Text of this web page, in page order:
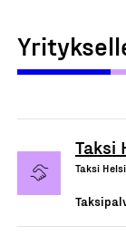
Taksi
Taksi